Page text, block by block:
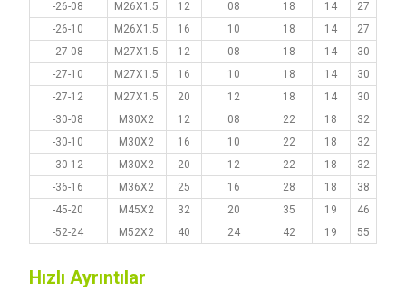
-26-08
M26X1.5 12 08 18 14
27
-26-10
M26X1.5 16 10 18 14
27
-27-08
M27X1.5 12 08 18 14
30
-27-10
M27X1.5 16 10 18 14
30
-27-12
M27X1.5 20 12 18 14
30
-30-08
M30X2 12 08 22 18
32
-30-10
M30X2 16 10 22 18
32
-30-12
M30X2 20 12 22 18
32
-36-16
M36X2 25 16 28 18
38
-45-20
M45X2 32 20 35 19
46
-52-24
M52X2 40 24 42 19 55
Hızlı Ayrıntılar